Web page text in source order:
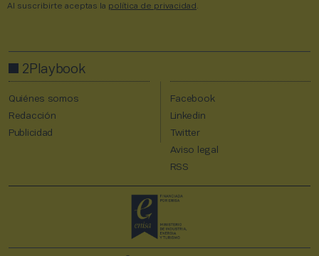
Al suscribirte aceptas la política de privacidad
2Playbook
Quiénes somos
Redacción
Publicidad
Facebook
Linkedin
Twitter
Aviso legal
RSS